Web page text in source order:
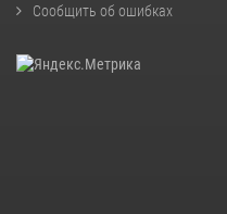
Сообщить об ошибках